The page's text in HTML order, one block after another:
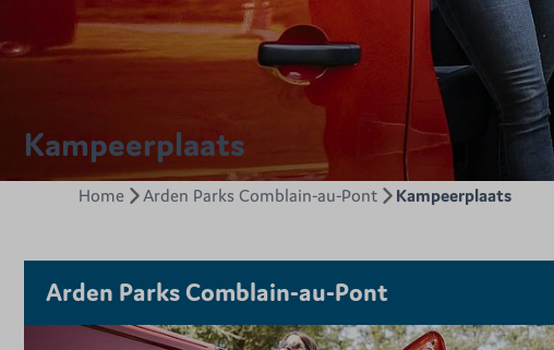
Kampeerplaats
Home Arden Parks Comblain-au-Pont Kampeerplaats
Arden Parks Comblain-au-Pont